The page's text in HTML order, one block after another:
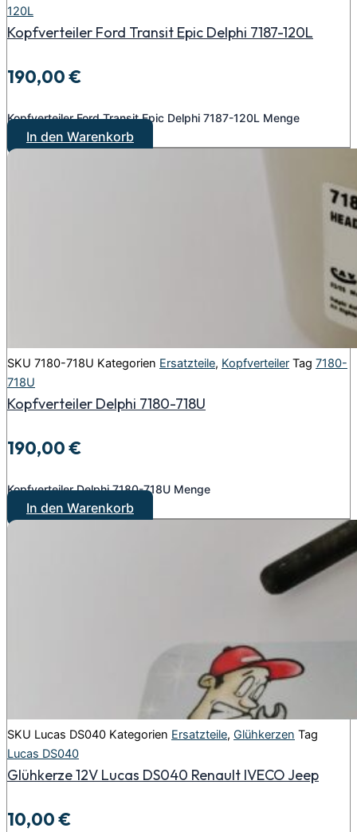
120L
Kopfverteiler Ford Transit Epic Delphi 7187-120L
190,00€
Kopfverteiler Ford Transit Epic Delphi 7187-120L Menge
In den Warenkorb
SKU 7180-718U Kategorien Ersatzteile, Kopfverteiler Tag 7180-
718U
Kopfverteiler Delphi 7180-718U
190,00€
Kopfverteiler Delphi 7180-718U Menge
In den Warenkorb
SKU Lucas DS040 Kategorien Ersatzteile, Glühkerzen Tag
Lucas DS040
Glühkerze 12V Lucas DS040 Renault IVECO Jeep
10,00€